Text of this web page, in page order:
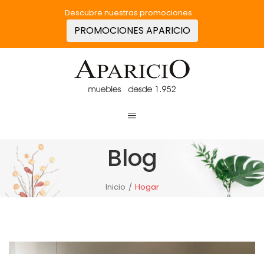
Descubre nuestras promociones
PROMOCIONES APARICIO
Blog
Inicio / Hogar